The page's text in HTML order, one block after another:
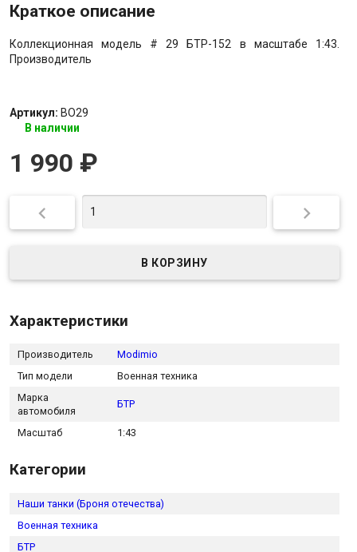
Краткое описание
Коллекционная модель # 29 БТР-152 в масштабе 1:43.
Производитель
Артикул: BO29
В наличии
1 990 ₽
 
Характеристики
Производитель
Modimio
Тип модели
Военная техника
Марка
автомобиля
БТР
Масштаб 1:43
Категории
Наши танки (Броня отечества)
Военная техника
БТР